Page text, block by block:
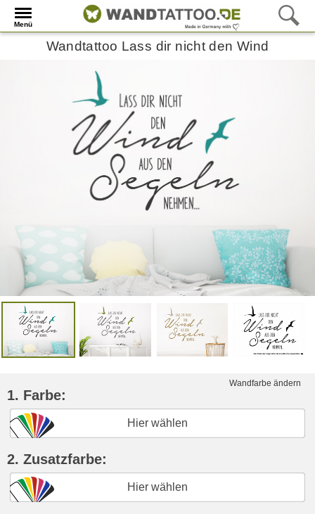
Menü
Wandtattoo Lass dir nicht den Wind
Wandfarbe ändern
1. Farbe:
Hier wählen
2. Zusatzfarbe:
Hier wählen